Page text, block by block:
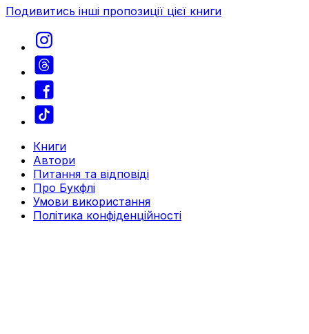
Подивитись інші пропозиції цієї книги
Книги
Автори
Питання та відповіді
Про Букфлі
Умови використання
Політика конфіденційності